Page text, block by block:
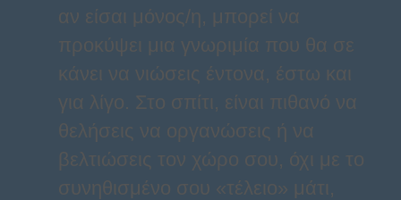
αν είσαι μόνος/η, μπορεί να
προκύψει μια γνωριμία που θα σε
κάνει να νιώσεις έντονα, έστω και
για λίγο. Στο σπίτι, είναι πιθανό να
θελήσεις να οργανώσεις ή να
βελτιώσεις τον χώρο σου, όχι με το
συνηθισμένο σου «τέλειο» μάτι,